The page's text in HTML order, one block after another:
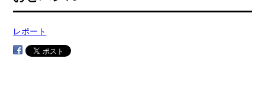
レポート